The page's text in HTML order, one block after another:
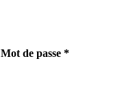
Mot de passe *